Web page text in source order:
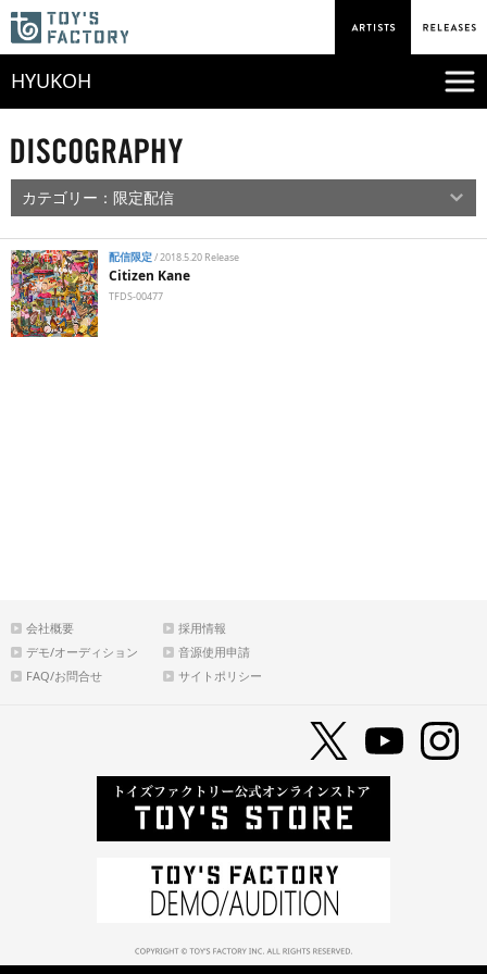
HYUKOH
配信限定/2018.5.20 Release
Citizen Kane
TFDS-00477
会社概要
採用情報
デモ/オーディション
音源使用申請
FAQ/お問合せ
サイトポリシー